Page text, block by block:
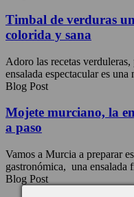
Timbal de verduras
colorida y sana
Adoro las recetas
ensalada espectacular es
Blog Post
Mojete murciano, la
a paso
Vamos a Murcia a preparar
gastronómica, una ensalada
Blog Post